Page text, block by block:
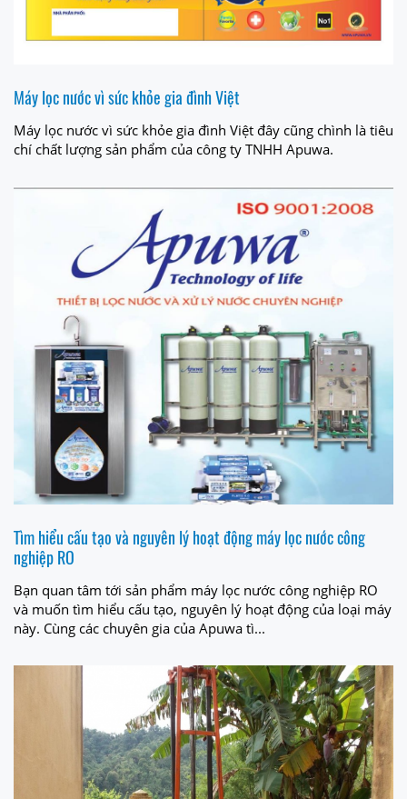
Máy lọc nước vì sức khỏe gia đình Việt
Máy lọc nước vì sức khỏe gia đình Việt đây cũng chình là tiêu
chí chất lượng sản phẩm của công ty TNHH Apuwa.
Tìm hiểu cấu tạo và nguyên lý hoạt động máy lọc nước công
nghiệp RO
Bạn quan tâm tới sản phẩm máy lọc nước công nghiệp RO
và muốn tìm hiểu cấu tạo, nguyên lý hoạt động của loại máy
này. Cùng các chuyên gia của Apuwa tì...